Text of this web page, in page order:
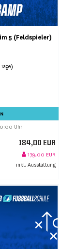
5 (Feldspieler)
Uhr
184,00 EUR
179,00 EUR
inkl. Ausstattung